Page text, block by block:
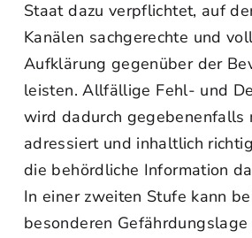
Staat dazu verpflichtet, auf
Kanälen sachgerechte und
Aufklärung gegenüber der
leisten. Allfällige Fehl- und
wird dadurch gegebenenfalls
adressiert und inhaltlich
die behördliche Information
In einer zweiten Stufe kann
besonderen Gefährdungslage